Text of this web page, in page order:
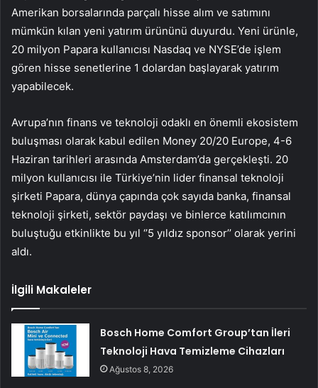
Amerikan borsalarında parçalı hisse alım ve satımını
mümkün kılan yeni yatırım ürününü duyurdu. Yeni ürünle,
20 milyon Papara kullanıcısı Nasdaq ve NYSE’de işlem
gören hisse senetlerine 1 dolardan başlayarak yatırım
yapabilecek.
Avrupa’nın finans ve teknoloji odaklı en önemli ekosistem
buluşması olarak kabul edilen Money 20/20 Europe, 4-6
Haziran tarihleri arasında Amsterdam’da gerçekleşti. 20
milyon kullanıcısı ile Türkiye’nin lider finansal teknoloji
şirketi Papara, dünya çapında çok sayıda banka, finansal
teknoloji şirketi, sektör paydaşı ve binlerce katılımcının
buluştuğu etkinlikte bu yıl ‘’5 yıldız sponsor’’ olarak yerini
aldı.
İlgili Makaleler
Bosch Home Comfort Group’tan İleri
Teknoloji Hava Temizleme Cihazları
Ağustos 8, 2026